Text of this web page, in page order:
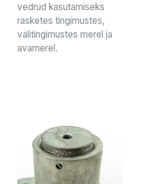
vedrud kasutamiseks
rasketes tingimustes,
välitingimustes merel ja
avamerel.